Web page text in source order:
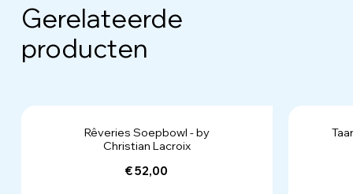
Gerelateerde
producten
Rêveries Soepbowl - by
Christian Lacroix
€ 52,00